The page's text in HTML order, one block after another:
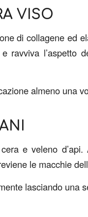
VISO
di collagene ed
ravviva l’aspetto
almeno una
e veleno
le macchie
lasciando una